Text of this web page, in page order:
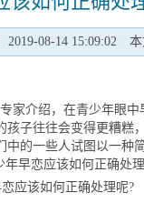
2019-08-14 15:09:02 本
介绍，在青少年眼中
子往往会变得更糟糕
的一些人试图以一种
早恋应该如何正确处